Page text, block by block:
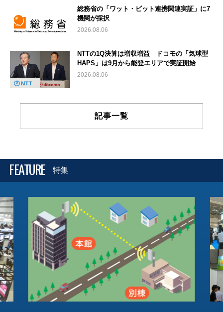
総務省の「ワット・ビット連携関連実証」に7
機関が採択
2026.08.06
NTTの1Q決算は増収増益 ドコモの「気球型
HAPS」は9月から能登エリアで実証開始
2026.08.06
記事一覧
FEATURE 特集